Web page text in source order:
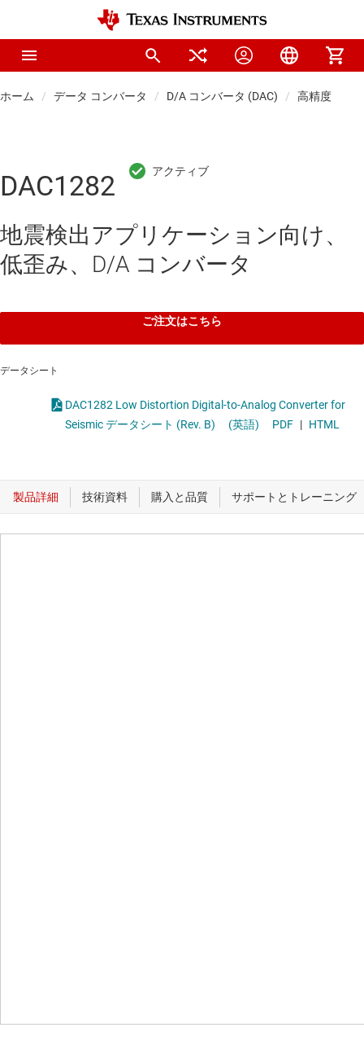
ホーム データ コンバータ D/A コンバータ (DAC) 高精度 DAC
DAC1282
地震検出アプリケーション向け、
低歪み、D/A コンバータ
ご注文はこちら
データシート
DAC1282 Low Distortion Digital-to-Analog Converter for
Seismic データシート (Rev. B)
(英語) PDF | HTML